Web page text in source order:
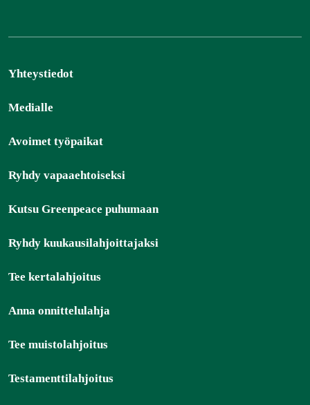
Yhteystiedot
Medialle
Avoimet työpaikat
Ryhdy vapaaehtoiseksi
Kutsu Greenpeace puhumaan
Ryhdy kuukausilahjoittajaksi
Tee kertalahjoitus
Anna onnittelulahja
Tee muistolahjoitus
Testamenttilahjoitus